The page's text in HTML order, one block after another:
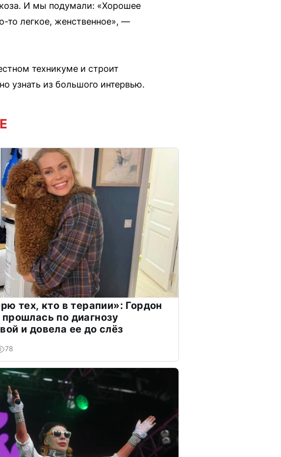
И мы подумали: «Хорошее
то легкое, женственное», —
техникуме и строит
узнать из большого интервью.
тех, кто в терапии»: Гордон
по диагнозу
и довела ее до слёз
78